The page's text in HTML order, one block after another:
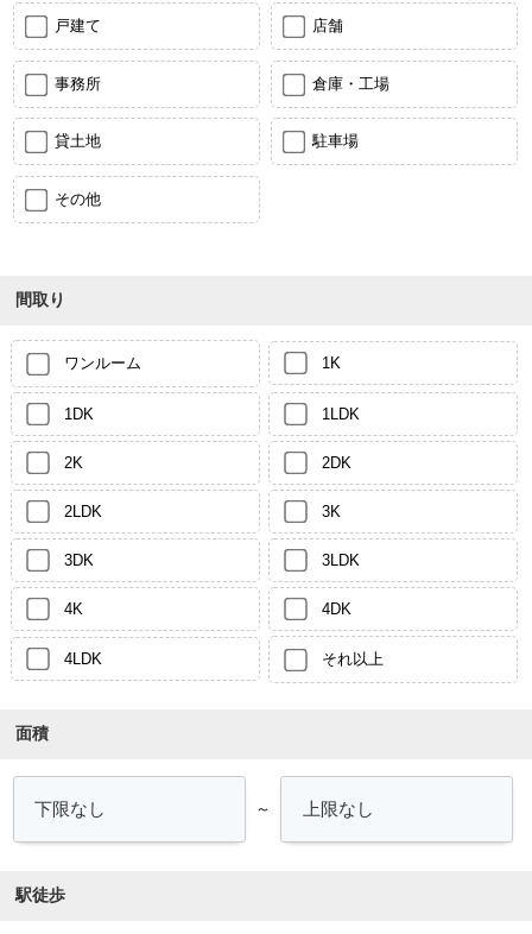
戸建て 店舗
事務所 倉庫・工場
貸土地 駐車場
その他
間取り
ワンルーム 1K
1DK 1LDK
2K 2DK
2LDK 3K
3DK 3LDK
4K 4DK
4LDK それ以上
面積
～
駅徒歩